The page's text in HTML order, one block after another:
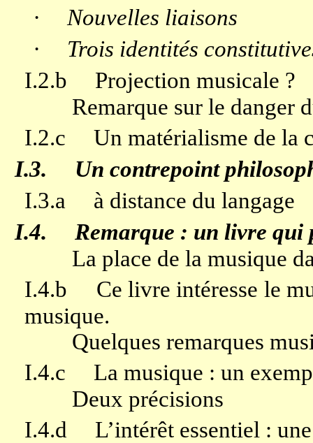
·
Nouvelles liaisons
·
Trois identités
I.2.b
Projection musicale ?
Remarque sur le danger
I.2.c
Un matérialisme de la
I.3.
Un contrepoint
I.3.a
à distance du langage
I.4.
Remarque : un livre qui
La place de la musique
I.4.b
Ce livre intéresse le
musique.
Quelques remarques
I.4.c
La musique : un
Deux précisions
I.4.d
L’intérêt essentiel :